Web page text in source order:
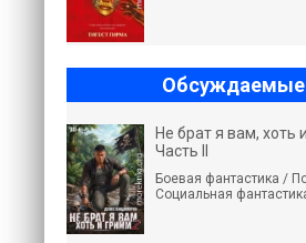
Обсуждаемые
Не брат я вам, хоть
Часть II
Боевая фантастика /
Социальная